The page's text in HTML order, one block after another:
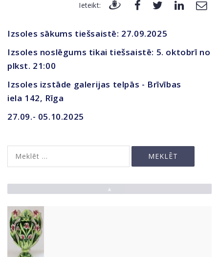
Ieteikt:
Izsoles sākums tiešsaistē: 27.09.2025
Izsoles noslēgums tikai tiešsaistē: 5. oktobrī no
plkst. 21:00
Izsoles izstāde galerijas telpās - Brīvības
iela 142, Rīga
27.09.- 05.10.2025